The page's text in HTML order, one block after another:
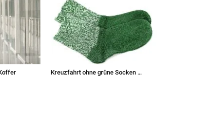
Kreuzfahrt ohne grüne Socken …